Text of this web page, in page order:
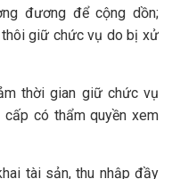
đương để cộng dồn;
giữ chức vụ do bị xử
thời gian giữ chức vụ
có thẩm quyền xem
tài sản, thu nhập đầy